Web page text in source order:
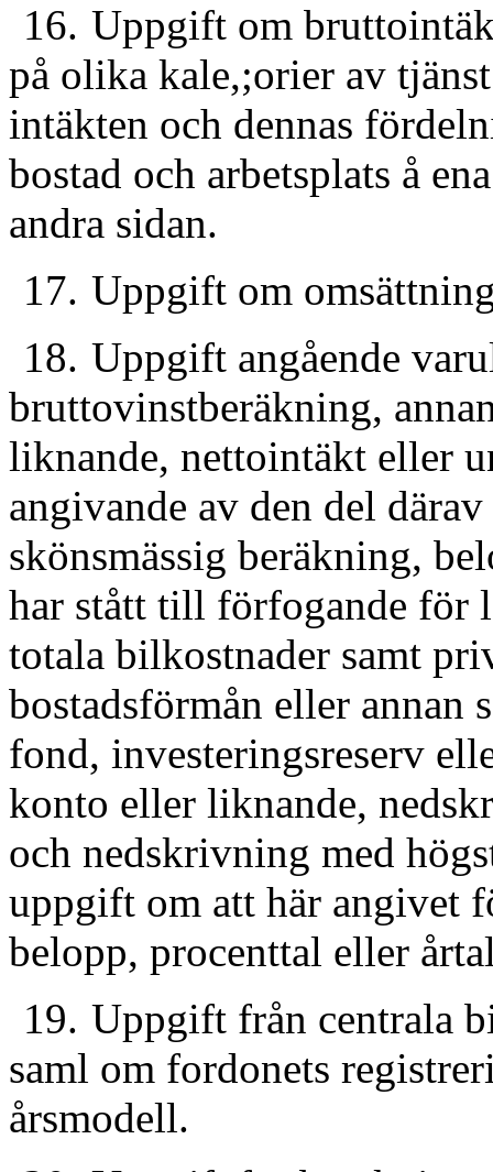
16. Uppgift om
på olika kale,;orier av
intäkten och dennas
bostad och arbetsplats å
andra sidan.
17. Uppgift om
18. Uppgift angående
bruttovinstberäkning,
liknande, nettointäkt eller
angivande av den del
skönsmässig beräkning,
har stått till förfogande för
totala bilkostnader samt
bostadsförmån eller annan
fond, investeringsreserv
konto eller liknande,
och nedskrivning med
uppgift om att här angivet
belopp, procenttal eller
19. Uppgift från centrala
saml om fordonets
årsmodell.